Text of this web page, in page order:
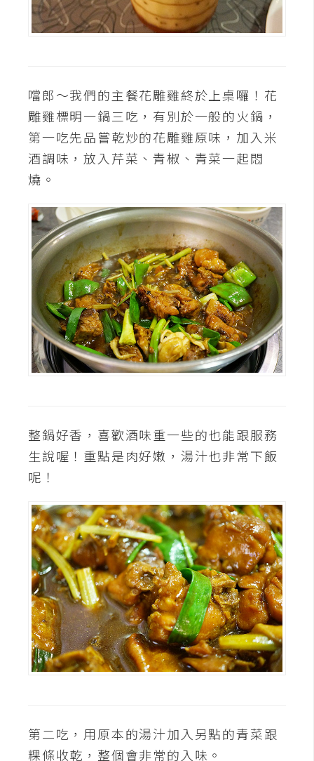
定
免
費
圖
示
免
費
版
型
A
C
開
梅
開
發
熱
門
文
章
全
站
導
合
噹郎～我們的主餐花雕雞終於上桌囉！花
雕雞標明一鍋三吃，有別於一般的火鍋，
第一吃先品嘗乾炒的花雕雞原味，加入米
酒調味，放入芹菜、青椒、青菜一起悶
燒。
整鍋好香，喜歡酒味重一些的也能跟服務
生說喔！重點是肉好嫩，湯汁也非常下飯
呢！
第二吃，用原本的湯汁加入另點的青菜跟
粿條收乾，整個會非常的入味。